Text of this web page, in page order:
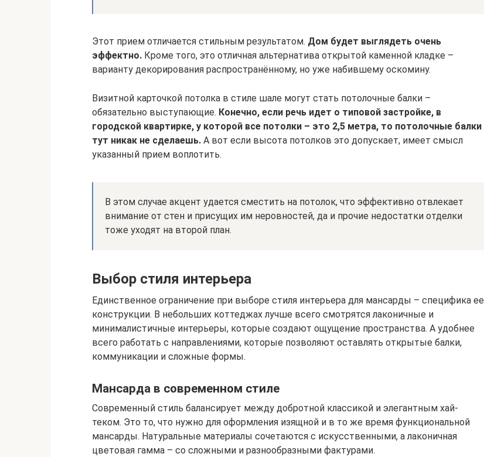
Этот прием отличается стильным результатом. Дом будет выглядеть очень
эффектно. Кроме того, это отличная альтернатива открытой каменной кладке –
варианту декорирования распространённому, но уже набившему оскомину.
Визитной карточкой потолка в стиле шале могут стать потолочные балки –
обязательно выступающие. Конечно, если речь идет о типовой застройке, в
городской квартирке, у которой все потолки – это 2,5 метра, то потолочные балки
тут никак не сделаешь. А вот если высота потолков это допускает, имеет смысл
указанный прием воплотить.
В этом случае акцент удается сместить на потолок, что эффективно отвлекает
внимание от стен и присущих им неровностей, да и прочие недостатки отделки
тоже уходят на второй план.
Выбор стиля интерьера
Единственное ограничение при выборе стиля интерьера для мансарды – специфика ее
конструкции. В небольших коттеджах лучше всего смотрятся лаконичные и
минималистичные интерьеры, которые создают ощущение пространства. А удобнее
всего работать с направлениями, которые позволяют оставлять открытые балки,
коммуникации и сложные формы.
Мансарда в современном стиле
Современный стиль балансирует между добротной классикой и элегантным хай-
теком. Это то, что нужно для оформления изящной и в то же время функциональной
мансарды. Натуральные материалы сочетаются с искусственными, а лаконичная
цветовая гамма – со сложными и разнообразными фактурами.